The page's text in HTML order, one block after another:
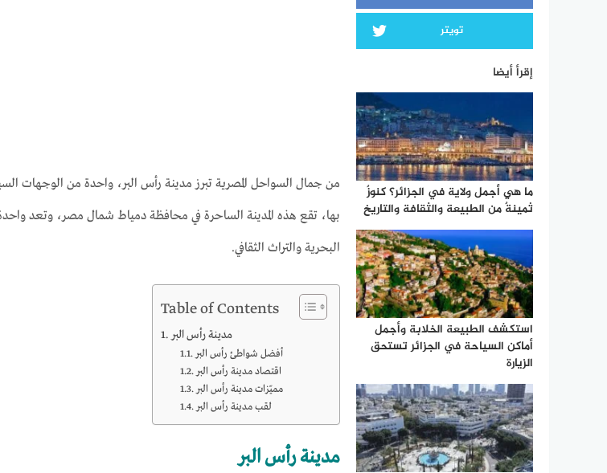
تويتر
إقرأ أيضا
ما هي أجمل ولاية في الجزائر؟ كنوزٌ
ثمينةٌ من الطبيعة والثقافة والتاريخ
استكشف الطبيعة الخلابة وأجمل
أماكن السياحة في الجزائر تستحق
الزيارة
من جمال السواحل المصرية تبرز مدينة رأس البر، واحدة من الوجهات
بها، تقع هذه المدينة الساحرة في محافظة دمياط شمال مصر، وتعد
البحرية والتراث الثقافي.
Table of Contents
مدينة رأس البر
أفضل شواطئ رأس البر
اقتصاد مدينة رأس البر
مميّزات مدينة رأس البر
لقب مدينة رأس البر
مدينة رأس البر